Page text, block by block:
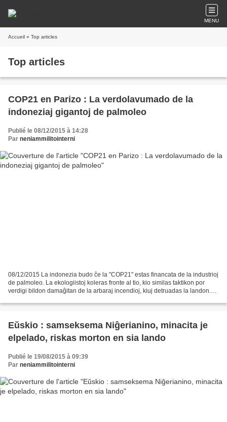
MENU
Accueil » Top articles
Top articles
COP21 en Parizo : La verdolavumado de la
indoneziaj gigantoj de palmoleo
Publié le 08/12/2015 à 14:28
Par neniammilitointerni
08/12/2015 La indonezia budo ĉe la "COP21" estas financata de la industrioj
de palmoleo. La ekologiistoj koleras fronte al tio, kio similas taktikon por
verdigi bildon damaĝitan de la arbaraj incendioj, kiuj detruadas la landon.
Eŭskio : samseksema Niĝerianino, minacita je
elpelado, riskas morton en sia lando
Publié le 19/08/2015 à 09:39
Par neniammilitointerni